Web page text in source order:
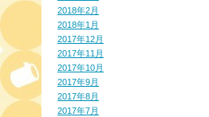
2018年2月
2018年1月
2017年12月
2017年11月
2017年10月
2017年9月
2017年8月
2017年7月